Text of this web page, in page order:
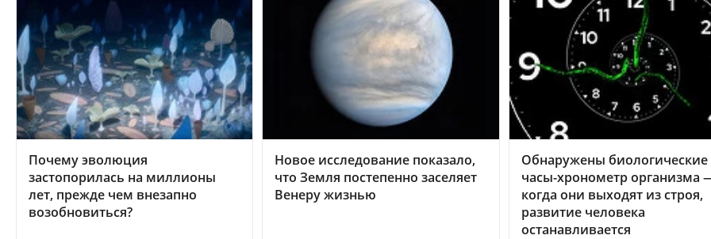
Почему эволюция
застопорилась на миллионы
лет, прежде чем внезапно
возобновиться?
Новое исследование показало,
что Земля постепенно заселяет
Венеру жизнью
Обнаружены биологические
часы-хронометр организма
когда они выходят из строя,
развитие человека
останавливается